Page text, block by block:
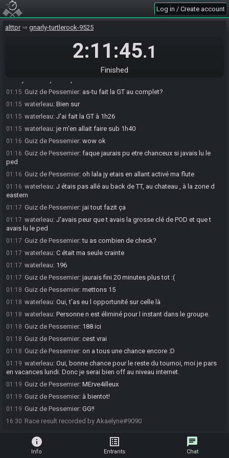
Log in / Create account
alttpr gnarly-turtlerock-9525
2:11:45.1
Finished
01:14
01:14 waterleau:En vrai j'ai fait un seul gamble, j'ai pas fait les deux
T es mort sur Moth au début ?
Guiz de Pessemier:nope
J'ai fait tellement de hors logique pour trouver des
01:15 Guiz de Pessemier: as-tu fait la GT au complet?
01:15 waterleau: Bien sur
01:15 waterleau: J'ai fait la GT à 1h26
01:15 waterleau: je m'en allait faire sub 1h40
01:16 Guiz de Pessemier: wow ok
01:16 Guiz de Pessemier: faque jaurais pu etre chanceux si javais lu le
ped
01:16 Guiz de Pessemier: oh lala jy etais en allant activé ma flute
01:16 waterleau: J étais pas allé au back de TT, au chateau , à la zone d
eastern
01:17 Guiz de Pessemier: jai tout fazit ça
01:17 waterleau: J'avais peur que t avais la grosse clé de POD et que t
avais lu le ped
01:17 Guiz de Pessemier:tu as combien de check?
01:17 waterleau: C était ma seule crainte
01:17 waterleau: 196
01:17 Guiz de Pessemier: jaurais fini 20 minutes plus tot :(
01:18 Guiz de Pessemier: mettons 15
01:18 waterleau: Oui, t'as eu l opportunité sur celle là
01:18 waterleau: Personne n est éliminé pour l instant dans le groupe.
01:18 Guiz de Pessemier: 188 ici
01:18 Guiz de Pessemier: cest vrai
01:18 Guiz de Pessemier: on a tous une chance encore :D
01:19 waterleau: Oui, bonne chance pour le reste du tournoi, moi je pars
en vacances lundi. Donc je serai bien off au niveau internet.
01:19 Guiz de Pessemier: MErve4illeux
01:19 Guiz de Pessemier: à bientot!
01:19 Guiz de Pessemier: GG!!
16:30 Race result recorded by Akaelyne#9090
info
Info
list_alt
Entrants
chat
Chat